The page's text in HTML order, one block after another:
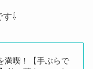
す⇩
満喫！【手ぶらで